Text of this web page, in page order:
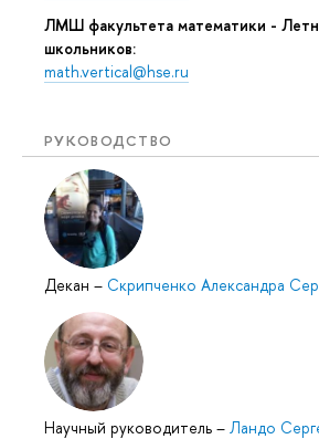
ЛМШ факультета математики -
школьников:
math.vertical@hse.ru
РУКОВОДСТВО
Декан – Скрипченко Александра
Научный руководитель – Ландо